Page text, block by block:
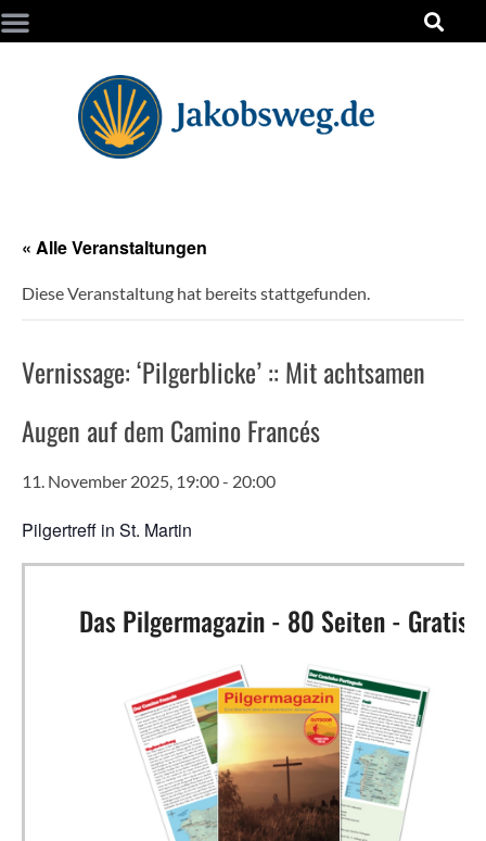
« Alle Veranstaltungen
Diese Veranstaltung hat bereits stattgefunden.
Vernissage: ‘Pilgerblicke’ :: Mit achtsamen
Augen auf dem Camino Francés
11. November 2025, 19:00- 20:00
Pilgertreff in St. Martin
Das Pilgermagazin - 80 Seiten - Gratis!